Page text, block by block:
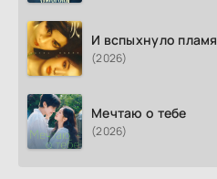
И вспыхнуло пламя
(2026)
Мечтаю о тебе
(2026)